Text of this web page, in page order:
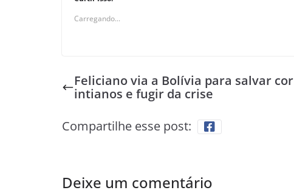
Carregando...
Feliciano via a Bolívia para salvar cor
intianos e fugir da crise
Compartilhe esse post:
Deixe um comentário